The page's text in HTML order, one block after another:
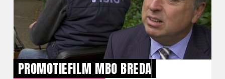
PROMOTIEFILM MBO BREDA